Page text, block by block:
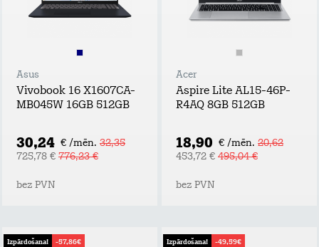
Asus
Vivobook 16 X1607CA-
MB045W 16GB 512GB
30,24 € /mēn. 32,35
725,78 € 776,23 €
bez PVN
Acer
Aspire Lite AL15-46P-
R4AQ 8GB 512GB
18,90 € /mēn. 20,62
453,72 € 495,04 €
bez PVN
Izpārdošana! -57,86€ Izpārdošana! -49,59€